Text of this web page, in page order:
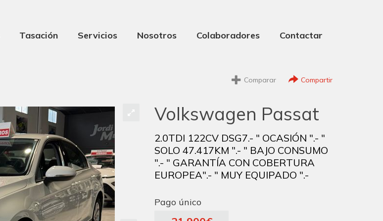
Tasación Servicios Nosotros Colaboradores Contactar
Comparar Compartir
Volkswagen Passat
2.0TDI 122CV DSG7.- " OCASIÓN ".- "
SOLO 47.417KM ".- " BAJO CONSUMO
".- " GARANTÍA CON COBERTURA
EUROPEA".- " MUY EQUIPADO ".-
Pago único